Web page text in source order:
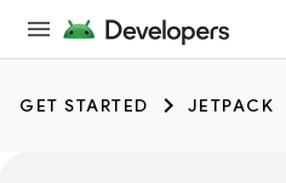
GET STARTED JETPACK